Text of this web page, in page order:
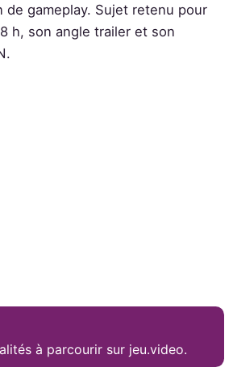
de gameplay. Sujet retenu pour
h, son angle trailer et son
à parcourir sur jeu.video.